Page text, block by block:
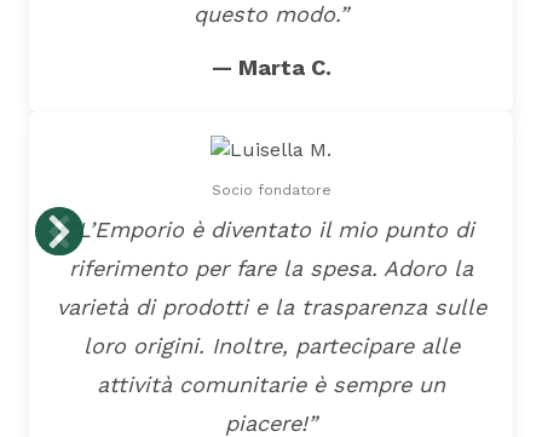
questo modo.”
— Marta C.
Socio fondatore
“L’Emporio è diventato il mio punto di
riferimento per fare la spesa. Adoro la
varietà di prodotti e la trasparenza sulle
loro origini. Inoltre, partecipare alle
attività comunitarie è sempre un
piacere!”